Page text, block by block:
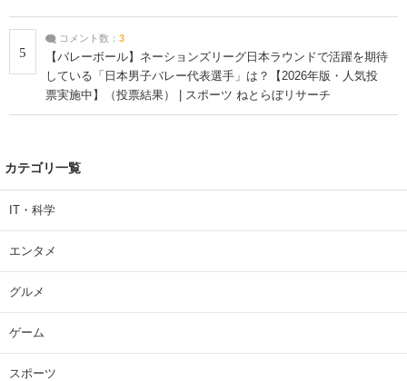
5
コメント数： 3
【バレーボール】ネーションズリーグ日本ラウンドで活躍を期待
している「日本男子バレー代表選手」は？【2026年版・人気投
票実施中】（投票結果） | スポーツ ねとらぼリサーチ
カテゴリ一覧
IT・科学
エンタメ
グルメ
ゲーム
スポーツ